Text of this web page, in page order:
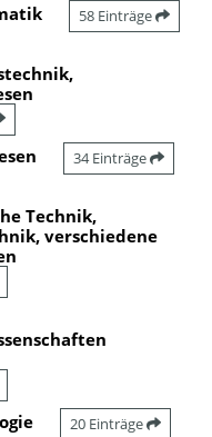
58 Einträge
34 Einträge
Technik,
verschiedene
20 Einträge